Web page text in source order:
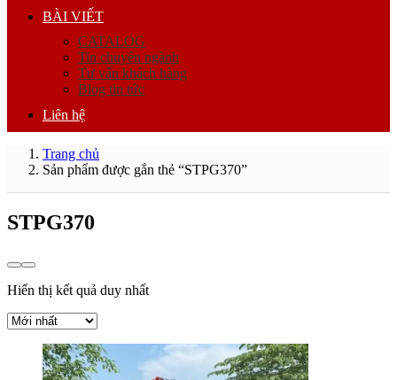
BÀI VIẾT
CATALOG
Tin chuyên ngành
Tư vấn khách hàng
Blog tin tức
Liên hệ
Trang chủ
Sản phẩm được gắn thẻ “STPG370”
STPG370
Hiển thị kết quả duy nhất